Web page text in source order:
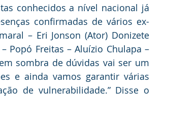
conhecidos a nível nacional já
confirmadas de vários ex-
– Eri Jonson (Ator) Donizete
Popó Freitas – Aluízio Chulapa –
sombra de dúvidas vai ser um
e ainda vamos garantir várias
de vulnerabilidade.” Disse o